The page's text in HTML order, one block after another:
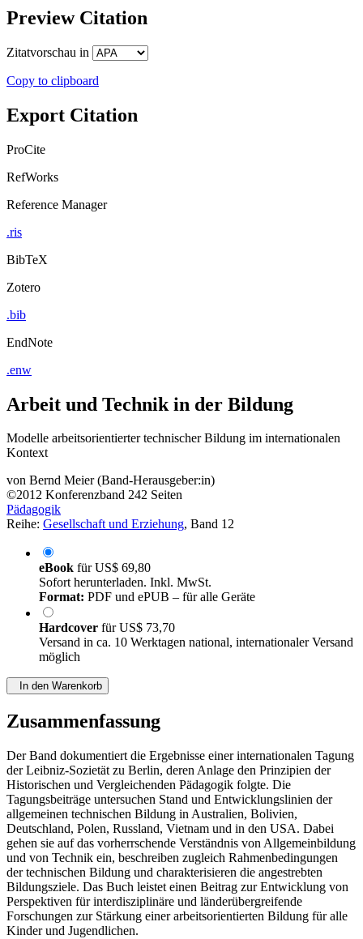
Preview Citation
Zitatvorschau in
Copy to clipboard
Export Citation
ProCite
RefWorks
Reference Manager
.ris
BibTeX
Zotero
.bib
EndNote
.enw
Arbeit und Technik in der Bildung
Modelle arbeitsorientierter technischer Bildung im internationalen
Kontext
von Bernd Meier (Band-Herausgeber:in)
©2012 Konferenzband 242 Seiten
Pädagogik
Reihe: Gesellschaft und Erziehung, Band 12
eBook fürUS$ 69,80
Sofort herunterladen. Inkl. MwSt.
Format: PDF und ePUB – für alle Geräte
Hardcover fürUS$ 73,70
Versand in ca. 10 Werktagen national, internationaler Versand
möglich
In den Warenkorb
Zusammenfassung
Der Band dokumentiert die Ergebnisse einer internationalen Tagung
der Leibniz-Sozietät zu Berlin, deren Anlage den Prinzipien der
Historischen und Vergleichenden Pädagogik folgte. Die
Tagungsbeiträge untersuchen Stand und Entwicklungslinien der
allgemeinen technischen Bildung in Australien, Bolivien,
Deutschland, Polen, Russland, Vietnam und in den USA. Dabei
gehen sie auf das vorherrschende Verständnis von Allgemeinbildung
und von Technik ein, beschreiben zugleich Rahmenbedingungen
der technischen Bildung und charakterisieren die angestrebten
Bildungsziele. Das Buch leistet einen Beitrag zur Entwicklung von
Perspektiven für interdisziplinäre und länderübergreifende
Forschungen zur Stärkung einer arbeitsorientierten Bildung für alle
Kinder und Jugendlichen.